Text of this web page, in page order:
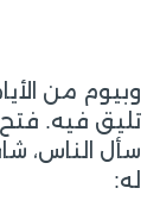
وبيوم من
تليق فيه.
سأل الناس،
له: